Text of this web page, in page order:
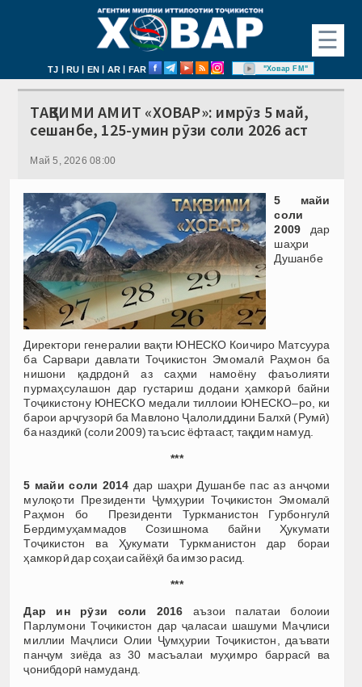
☰
TJ | RU | EN | AR | FAR "Ховар FM"
ТАҚВИМИ АМИТ «ХОВАР»: имрӯз 5 май,
сешанбе, 125-умин рӯзи соли 2026 аст
Май 5, 2026 08:00
5 майи
соли
2009 дар
шаҳри
Душанбе
Директори генералии вақти ЮНЕСКО Коичиро Матсуура
ба Сарвари давлати Тоҷикистон Эмомалӣ Раҳмон ба
нишони қадрдонӣ аз саҳми намоёну фаъолияти
пурмаҳсулашон дар густариш додани ҳамкорӣ байни
Тоҷикистону ЮНЕСКО медали тиллоии ЮНЕСКО–ро, ки
барои арҷгузорӣ ба Мавлоно Ҷалолиддини Балхӣ (Румӣ)
ба наздикӣ (соли 2009) таъсис ёфтааст, тақдим намуд.
***
5 майи соли 2014 дар шаҳри Душанбе пас аз анҷоми
мулоқоти Президенти Ҷумҳурии Тоҷикистон Эмомалӣ
Раҳмон бо Президенти Туркманистон Гурбонгулӣ
Бердимуҳаммадов Созишнома байни Ҳукумати
Тоҷикистон ва Ҳукумати Туркманистон дар бораи
ҳамкорӣ дар соҳаи сайёҳӣ ба имзо расид.
***
Дар ин рӯзи соли 2016 аъзои палатаи болоии
Парлумони Тоҷикистон дар ҷаласаи шашуми Маҷлиси
миллии Маҷлиси Олии Ҷумҳурии Тоҷикистон, даъвати
панҷум зиёда аз 30 масъалаи муҳимро баррасӣ ва
ҷонибдорӣ намуданд.